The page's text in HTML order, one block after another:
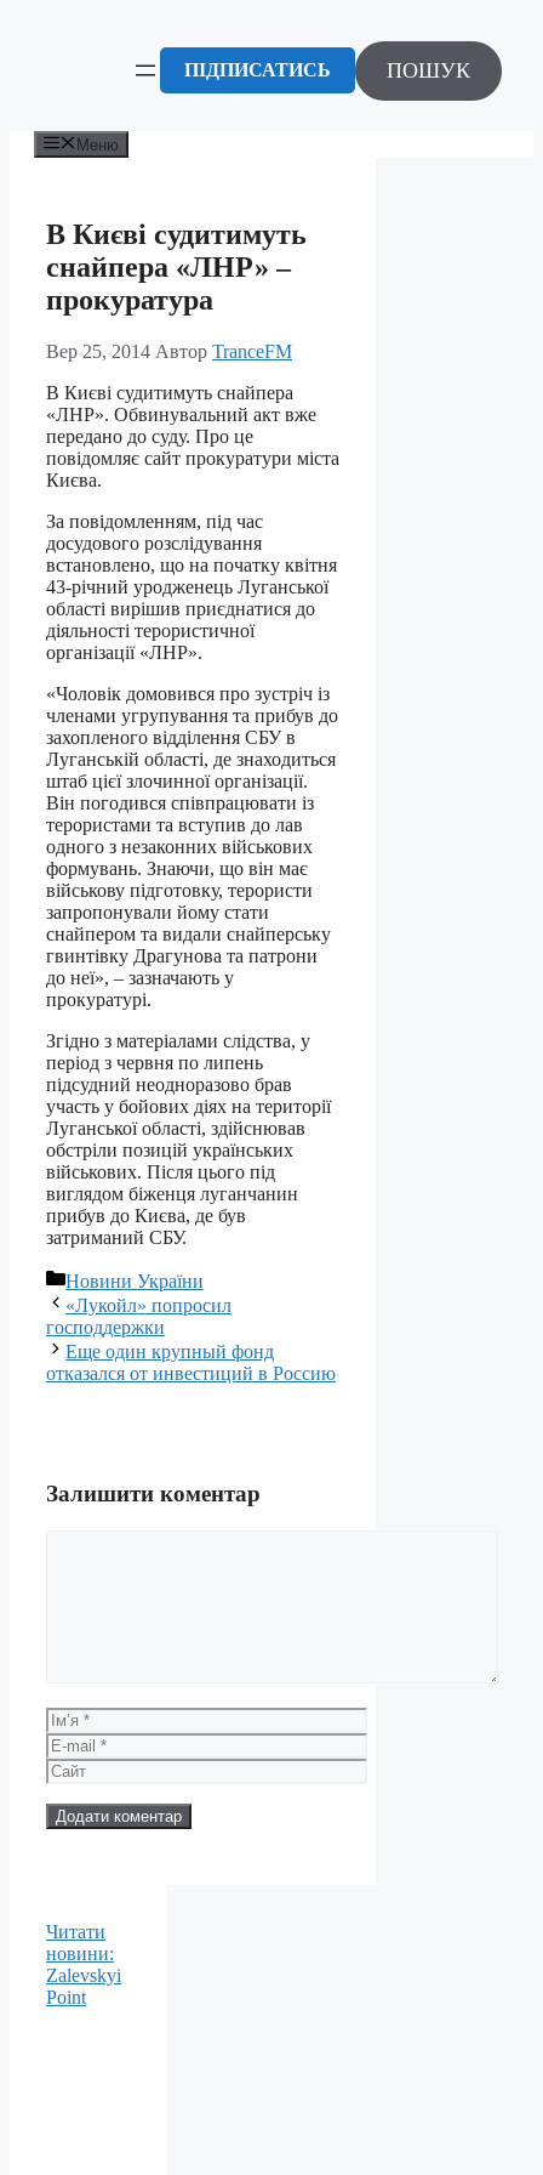
ПІДПИСАТИСЬ ПОШУК
Меню
В Києві судитимуть
снайпера «ЛНР» –
прокуратура
Вер 25, 2014 Автор TranceFM
В Києві судитимуть снайпера
«ЛНР». Обвинувальний акт вже
передано до суду. Про це
повідомляє сайт прокуратури міста
Києва.
За повідомленням, під час
досудового розслідування
встановлено, що на початку квітня
43-річний уродженець Луганської
області вирішив приєднатися до
діяльності терористичної
організації «ЛНР».
«Чоловік домовився про зустріч із
членами угрупування та прибув до
захопленого відділення СБУ в
Луганській області, де знаходиться
штаб цієї злочинної організації.
Він погодився співпрацювати із
терористами та вступив до лав
одного з незаконних військових
формувань. Знаючи, що він має
військову підготовку, терористи
запропонували йому стати
снайпером та видали снайперську
гвинтівку Драгунова та патрони
до неї», – зазначають у
прокуратурі.
Згідно з матеріалами слідства, у
період з червня по липень
підсудний неодноразово брав
участь у бойових діях на території
Луганської області, здійснював
обстріли позицій українських
військових. Після цього під
виглядом біженця луганчанин
прибув до Києва, де був
затриманий СБУ.
Категорії
Новини України
«Лукойл» попросил
господдержки
Еще один крупный фонд
отказался от инвестиций в Россию
Залишити коментар
Ім’я
E-
mail
Сайт
Читати
новини:
Zalevskyi
Point